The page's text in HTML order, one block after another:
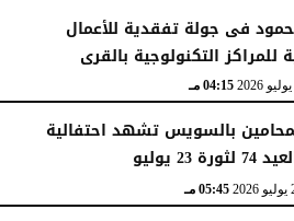
فى جولة تفقدية للأعمال
للمراكز التكنولوجية بالقرى
04:15 مـ
بالسويس تشهد احتفالية
23 يوليو
05:45 مـ